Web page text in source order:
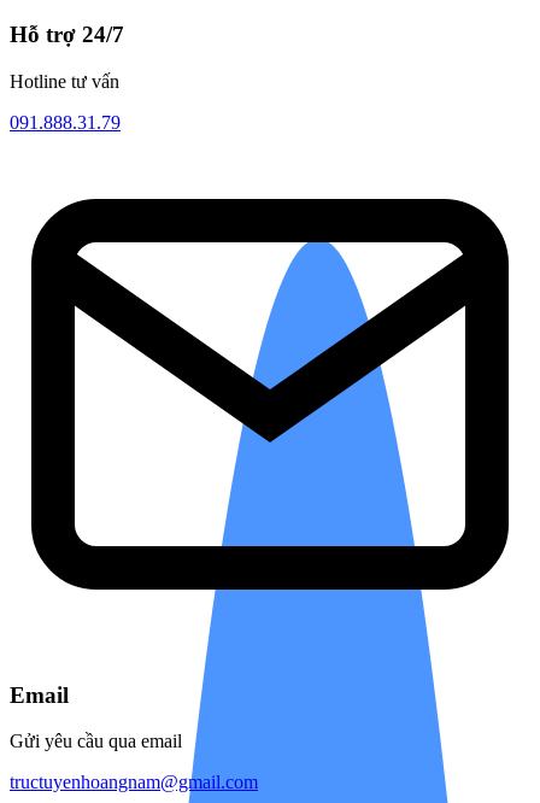
Hỗ trợ 24/7
Hotline tư vấn
091.888.31.79
Email
Gửi yêu cầu qua email
tructuyenhoangnam@gmail.com